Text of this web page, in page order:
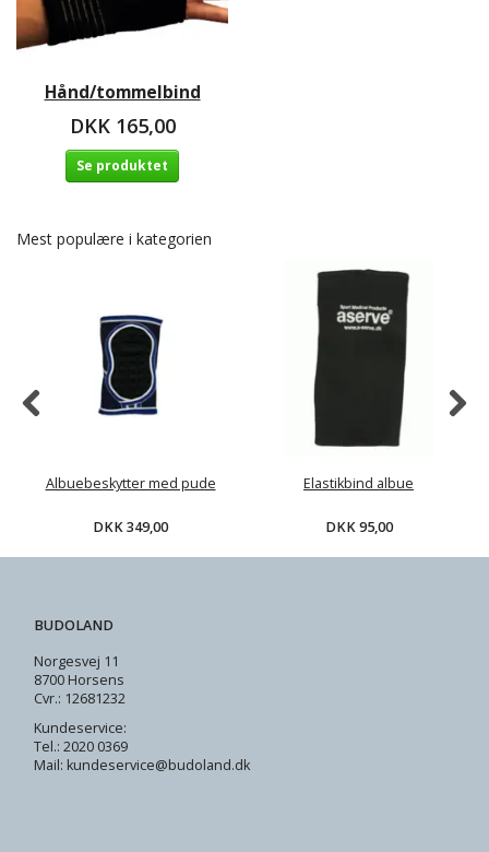
Hånd/tommelbind
DKK 165,00
Se produktet
Mest populære i kategorien
Albuebeskytter med pude
DKK 349,00
Elastikbind albue
DKK 95,00
BUDOLAND
Norgesvej 11
8700 Horsens
Cvr.: 12681232
Kundeservice:
Tel.: 2020 0369
Mail: kundeservice@budoland.dk